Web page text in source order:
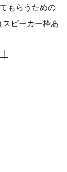
もらうための
ピーカー枠あ